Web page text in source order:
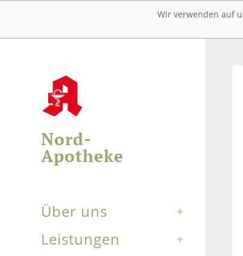
Wir verwenden auf
Nord-
Apotheke
Über uns
Leistungen